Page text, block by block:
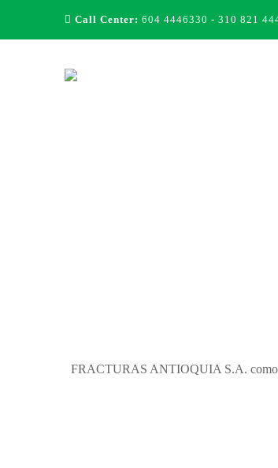
Call Center: 604 4446330 - 310 821
FRACTURAS ANTIOQUIA S.A. como